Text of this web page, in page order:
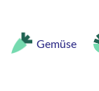
Gemüse